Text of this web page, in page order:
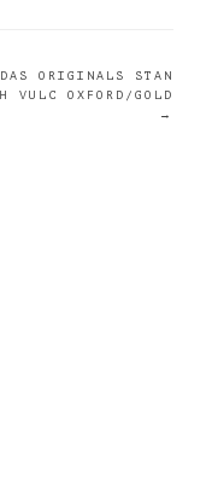
ORIGINALS STAN
VULC OXFORD/GOLD
→